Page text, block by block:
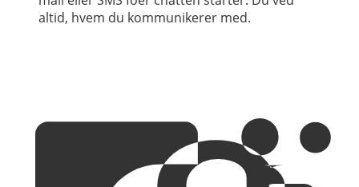
altid, hvem du kommunikerer med.